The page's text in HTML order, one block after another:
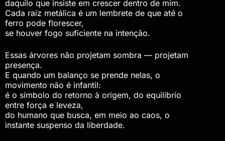
daquilo que insiste em crescer dentro de mim.
Cada raiz metálica é um lembrete de que até o
ferro pode florescer,
se houver fogo suficiente na intenção.
Essas árvores não projetam sombra — projetam
presença.
E quando um balanço se prende nelas, o
movimento não é infantil:
é o símbolo do retorno à origem, do equilíbrio
entre força e leveza,
do humano que busca, em meio ao caos, o
instante suspenso da liberdade.